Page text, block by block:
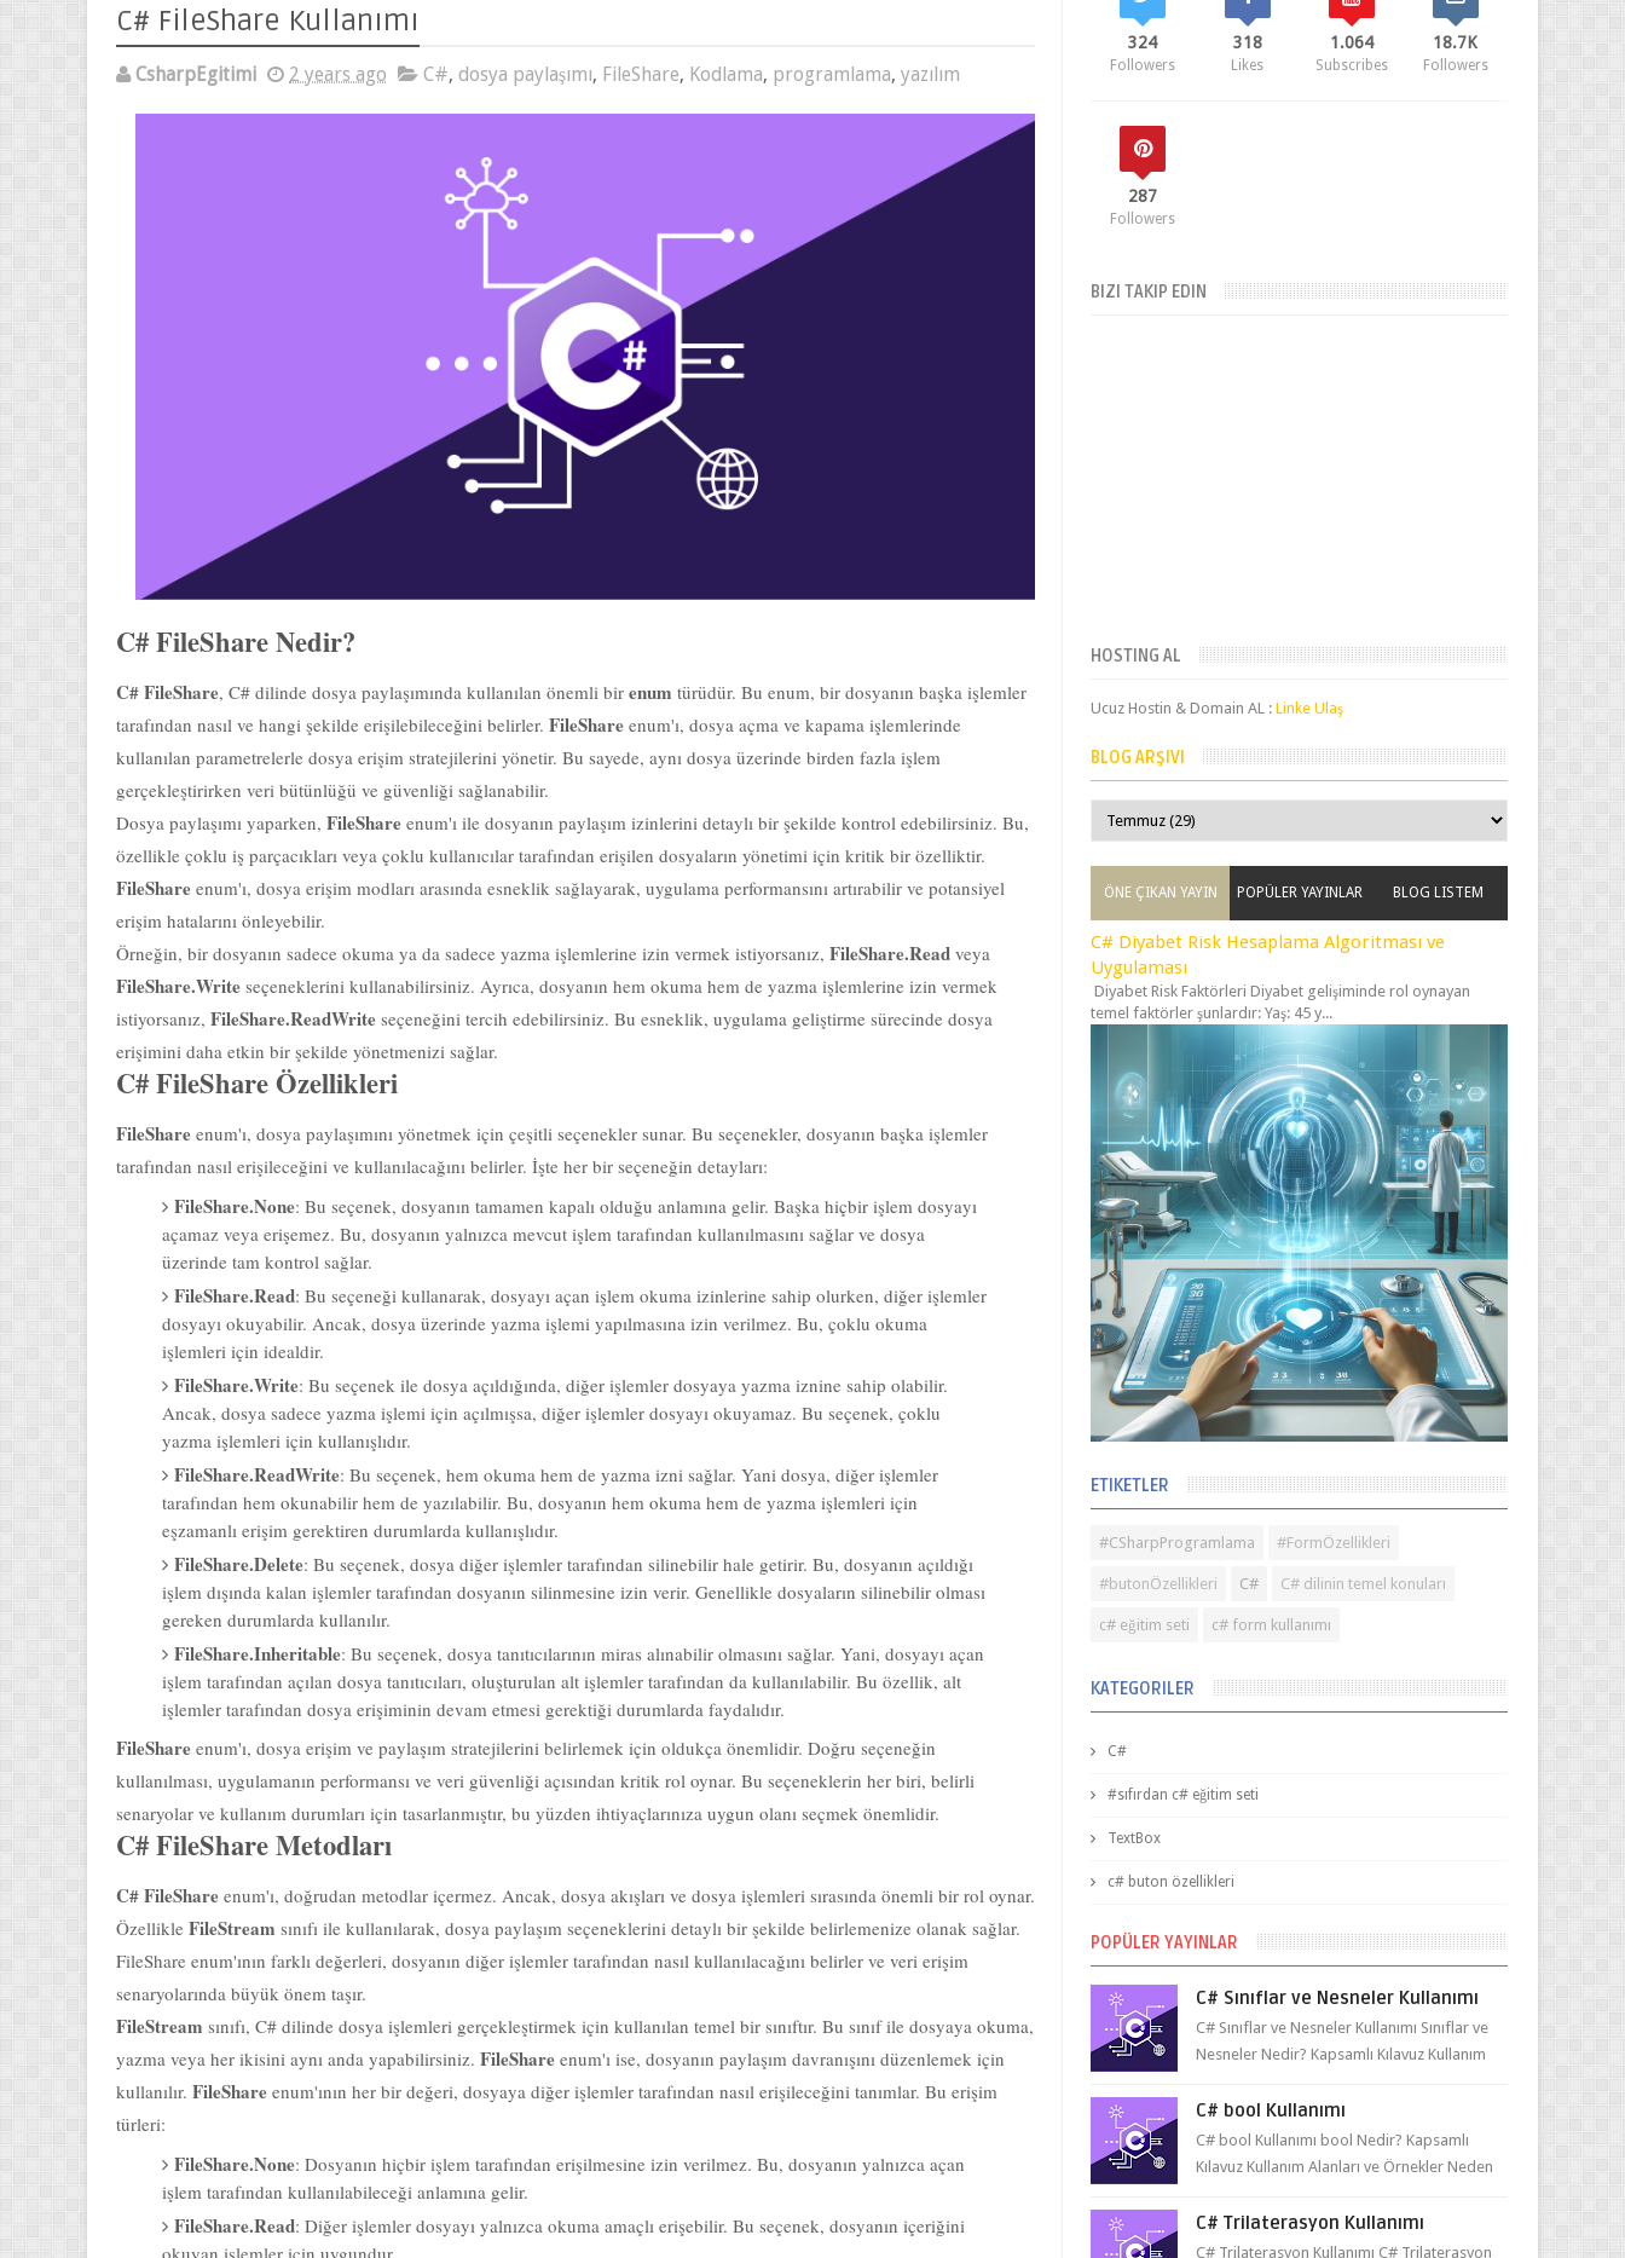
CsharpEgitimi
C# FileShare Nedir?
C# FileShare, C# dilinde dosya paylaşımında kullanılan önemli bir
tarafından nasıl ve hangi şekilde erişilebileceğini belirler.FileShare enum'ı, dosya açma ve kapama işlemlerinde
kullanılan parametrelerle dosya erişim stratejilerini yönetir. Bu sayede, aynı dosya üzerinde birden fazla işlem
gerçekleştirirken veri bütünlüğü ve güvenliği sağlanabilir.
Dosya paylaşımı yaparken,FileShareenum'ı ile dosyanın paylaşım izinlerini detaylı bir şekilde kontrol edebilirsiniz. Bu,
özellikle çoklu iş parçacıkları veya çoklu kullanıcılar tarafından erişilen dosyaların yönetimi için kritik bir özelliktir.
FileShareenum'ı, dosya erişim modları arasında esneklik sağlayarak, uygulama performansını artırabilir ve potansiyel
erişim hatalarını önleyebilir.
Örneğin, bir dosyanın sadece okuma ya da sadece yazma işlemlerine izin vermek istiyorsanız,
FileShare.Writeseçeneklerini kullanabilirsiniz. Ayrıca, dosyanın hem okuma hem de yazma işlemlerine izin vermek
istiyorsanız,FileShare.ReadWriteseçeneğini tercih edebilirsiniz. Bu esneklik, uygulama geliştirme sürecinde dosya
erişimini daha etkin bir şekilde yönetmenizi sağlar.
C# FileShare Özellikleri
FileShareenum'ı, dosya paylaşımını yönetmek için çeşitli seçenekler sunar. Bu seçenekler, dosyanın başka işlemler
tarafından nasıl erişileceğini ve kullanılacağını belirler. İşte her bir seçeneğin detayları:
FileShare.None: Bu seçenek, dosyanın tamamen kapalı olduğu anlamına gelir. Başka hiçbir işlem dosyayı
açamaz veya erişemez. Bu, dosyanın yalnızca mevcut işlem tarafından kullanılmasını sağlar ve dosya
üzerinde tam kontrol sağlar.
FileShare.Read: Bu seçeneği kullanarak, dosyayı açan işlem okuma izinlerine sahip olurken, diğer işlemler
dosyayı okuyabilir. Ancak, dosya üzerinde yazma işlemi yapılmasına izin verilmez. Bu, çoklu okuma
işlemleri için idealdir.
FileShare.Write: Bu seçenek ile dosya açıldığında, diğer işlemler dosyaya yazma iznine sahip olabilir.
Ancak, dosya sadece yazma işlemi için açılmışsa, diğer işlemler dosyayı okuyamaz. Bu seçenek, çoklu
yazma işlemleri için kullanışlıdır.
FileShare.ReadWrite: Bu seçenek, hem okuma hem de yazma izni sağlar. Yani dosya, diğer işlemler
tarafından hem okunabilir hem de yazılabilir. Bu, dosyanın hem okuma hem de yazma işlemleri için
eşzamanlı erişim gerektiren durumlarda kullanışlıdır.
FileShare.Delete: Bu seçenek, dosya diğer işlemler tarafından silinebilir hale getirir. Bu, dosyanın açıldığı
işlem dışında kalan işlemler tarafından dosyanın silinmesine izin verir. Genellikle dosyaların silinebilir olması
gereken durumlarda kullanılır.
FileShare.Inheritable: Bu seçenek, dosya tanıtıcılarının miras alınabilir olmasını sağlar. Yani, dosyayı açan
işlem tarafından açılan dosya tanıtıcıları, oluşturulan alt işlemler tarafından da kullanılabilir. Bu özellik, alt
işlemler tarafından dosya erişiminin devam etmesi gerektiği durumlarda faydalıdır.
FileShareenum'ı, dosya erişim ve paylaşım stratejilerini belirlemek için oldukça önemlidir. Doğru seçeneğin
kullanılması, uygulamanın performansı ve veri güvenliği açısından kritik rol oynar. Bu seçeneklerin her biri, belirli
senaryolar ve kullanım durumları için tasarlanmıştır, bu yüzden ihtiyaçlarınıza uygun olanı seçmek önemlidir.
C# FileShare Metodları
C# FileShareenum'ı, doğrudan metodlar içermez. Ancak, dosya akışları ve dosya işlemleri sırasında önemli bir rol oynar.
ÖzellikleFileStream sınıfı ile kullanılarak, dosya paylaşım seçeneklerini detaylı bir şekilde belirlemenize olanak sağlar.
FileShare enum'ının farklı değerleri, dosyanın diğer işlemler tarafından nasıl kullanılacağını belirler ve veri erişim
senaryolarında büyük önem taşır.
FileStreamsınıfı, C# dilinde dosya işlemleri gerçekleştirmek için kullanılan temel bir sınıftır. Bu sınıf ile dosyaya okuma,
yazma veya her ikisini aynı anda yapabilirsiniz.FileShareenum'ı ise, dosyanın paylaşım davranışını düzenlemek için
kullanılır.FileShareenum'ının her bir değeri, dosyaya diğer işlemler tarafından nasıl erişileceğini tanımlar. Bu erişim
türleri:
işlem tarafından kullanılabileceği anlamına gelir.
FileShare.Read: Diğer işlemler dosyayı yalnızca okuma amaçlı erişebilir. Bu seçenek, dosyanın içeriğini
okuyan işlemler için uygundur.
FileShare.Write: Diğer işlemler dosyayı yazma amaçlı erişebilir. Bu seçenek, dosya yazma işlemlerinin
324
Followers
318
Likes
1.064
Subscribes
18.7K
Followers
287
Followers
BIZI TAKIP EDIN
HOSTING AL
Ucuz Hostin & Domain AL :Linke Ulaş
BLOG ARŞIVI
ÖNE ÇIKAN YAYIN POPÜLER YAYINLAR BLOG LISTEM
C# Diyabet Risk Hesaplama Algoritması ve
Uygulaması
Diyabet Risk Faktörleri Diyabet gelişiminde rol oynayan
temel faktörler şunlardır: Yaş: 45 y...
ETIKETLER
#CSharpProgramlama #FormÖzellikleri
#butonÖzellikleri C# C# dilinin temel konuları
c# eğitim seti c# form kullanımı
KATEGORILER
C#
#sıfırdan c# eğitim seti
TextBox
c# buton özellikleri
POPÜLER YAYINLAR
C# Sınıflar ve Nesneler Kullanımı
C# Sınıflar ve Nesneler Kullanımı Sınıflar ve
Nesneler Nedir? Kapsamlı Kılavuz Kullanım
C# bool Kullanımı
C# bool Kullanımı bool Nedir? Kapsamlı
Kılavuz Kullanım Alanları ve Örnekler Neden
C# Trilaterasyon Kullanımı
C# Trilaterasyon Kullanımı C# Trilaterasyon